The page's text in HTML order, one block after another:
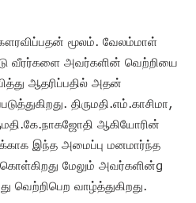
மூலம். வேலம்மாள்
வீரர்களை அவர்களின் வெற்றியை
ஆதரிப்பதில் அதன்
திருமதி.எம்.காசிமா,
ஆகியோரின்
இந்த அமைப்பு மனமார்ந்த
மேலும் அவர்களின்g
வெற்றிபெற வாழ்த்துகிறது.